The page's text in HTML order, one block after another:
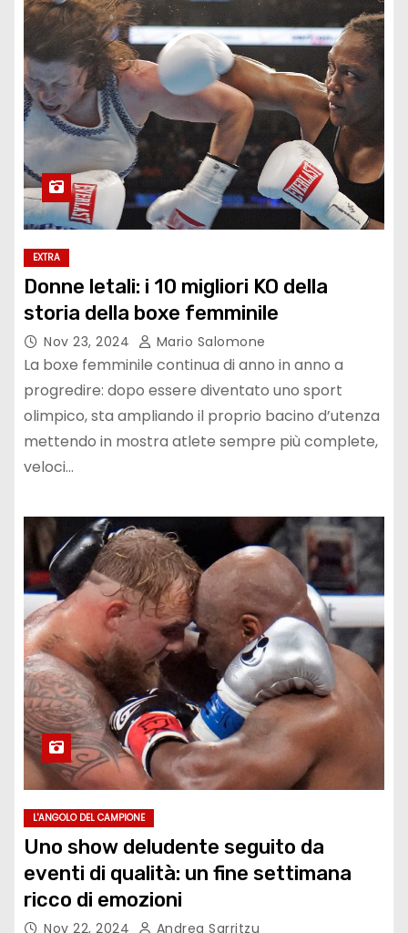
EXTRA
Donne letali: i 10 migliori KO della
storia della boxe femminile
Nov 23, 2024 Mario Salomone
La boxe femminile continua di anno in anno a
progredire: dopo essere diventato uno sport
olimpico, sta ampliando il proprio bacino d’utenza
mettendo in mostra atlete sempre più complete,
veloci…
L'ANGOLO DEL CAMPIONE
Uno show deludente seguito da
eventi di qualità: un fine settimana
ricco di emozioni
Nov 22, 2024 Andrea Sarritzu